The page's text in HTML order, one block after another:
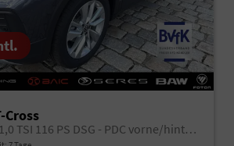
Cross
Limited Edition 1,0 TSI 116 PS DSG - PDC vorne/hinten-Rückfahrkamera-AppleCarPlay/AndroidAuto-2 Zonen Klimaautomatik-USB C-ACC inkl. TravelAssist-LED-Keyless Go-Sofort